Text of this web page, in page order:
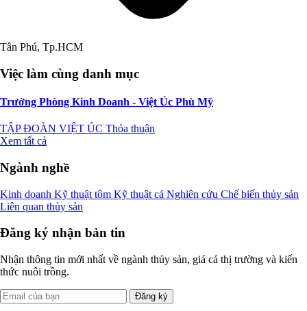
Tân Phú, Tp.HCM
Việc làm cùng danh mục
Trưởng Phòng Kinh Doanh - Việt Úc Phù Mỹ
TẬP ĐOÀN VIỆT ÚC Thỏa thuận
Xem tất cả
Ngành nghề
Kinh doanh Kỹ thuật tôm Kỹ thuật cá Nghiên cứu Chế biến thủy sản
Liên quan thủy sản
Đăng ký nhận bản tin
Nhận thông tin mới nhất về ngành thủy sản, giá cả thị trường và kiến
thức nuôi trồng.
Đăng ký